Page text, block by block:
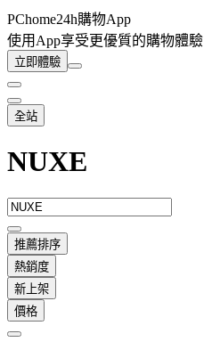
PChome24h購物App
使用App享受更優質的購物體驗
立即體驗
全站
NUXE
推薦排序
熱銷度
新上架
價格